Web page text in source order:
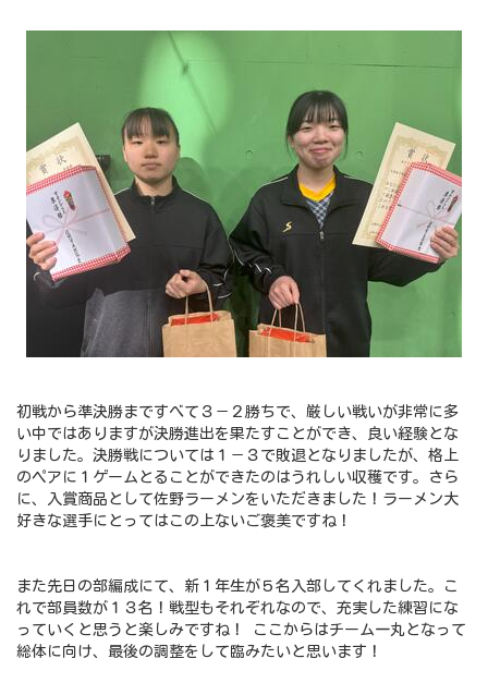
初戦から準決勝まですべて３－２勝ちで、厳しい戦いが非常に多
い中ではありますが決勝進出を果たすことができ、良い経験とな
りました。決勝戦については１－３で敗退となりましたが、格上
のペアに１ゲームとることができたのはうれしい収穫です。さら
に、入賞商品として佐野ラーメンをいただきました！ラーメン大
好きな選手にとってはこの上ないご褒美ですね！
また先日の部編成にて、新１年生が５名入部してくれました。こ
れで部員数が１３名！戦型もそれぞれなので、充実した練習にな
っていくと思うと楽しみですね！ ここからはチーム一丸となって
総体に向け、最後の調整をして臨みたいと思います！